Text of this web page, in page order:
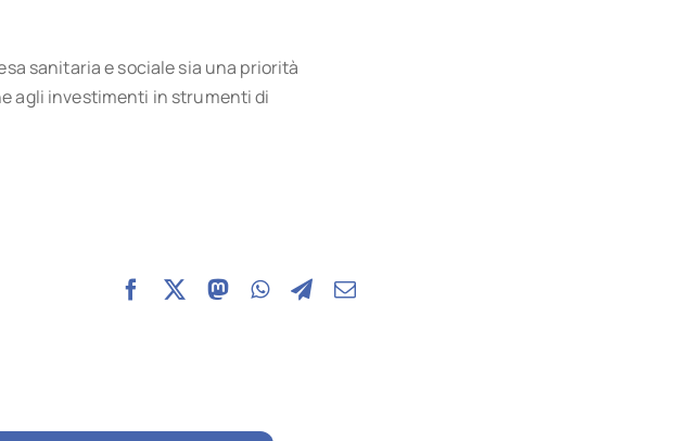
sanitaria e sociale sia una priorità
agli investimenti in strumenti di